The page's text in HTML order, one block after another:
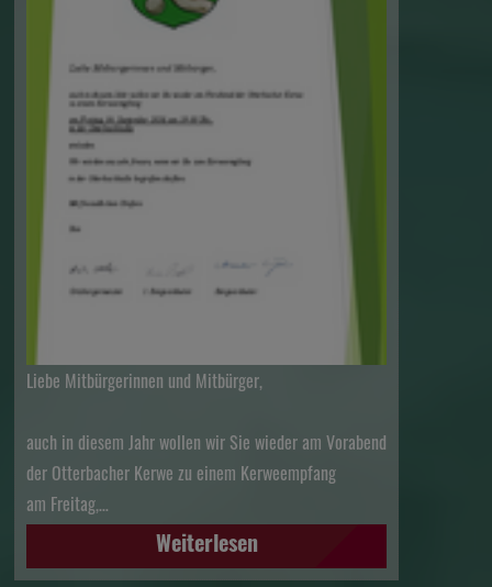
Liebe Mitbürgerinnen und Mitbürger,
auch in diesem Jahr wollen wir Sie wieder am Vorabend
der Otterbacher Kerwe zu einem Kerweempfang
am Freitag,…
Weiterlesen